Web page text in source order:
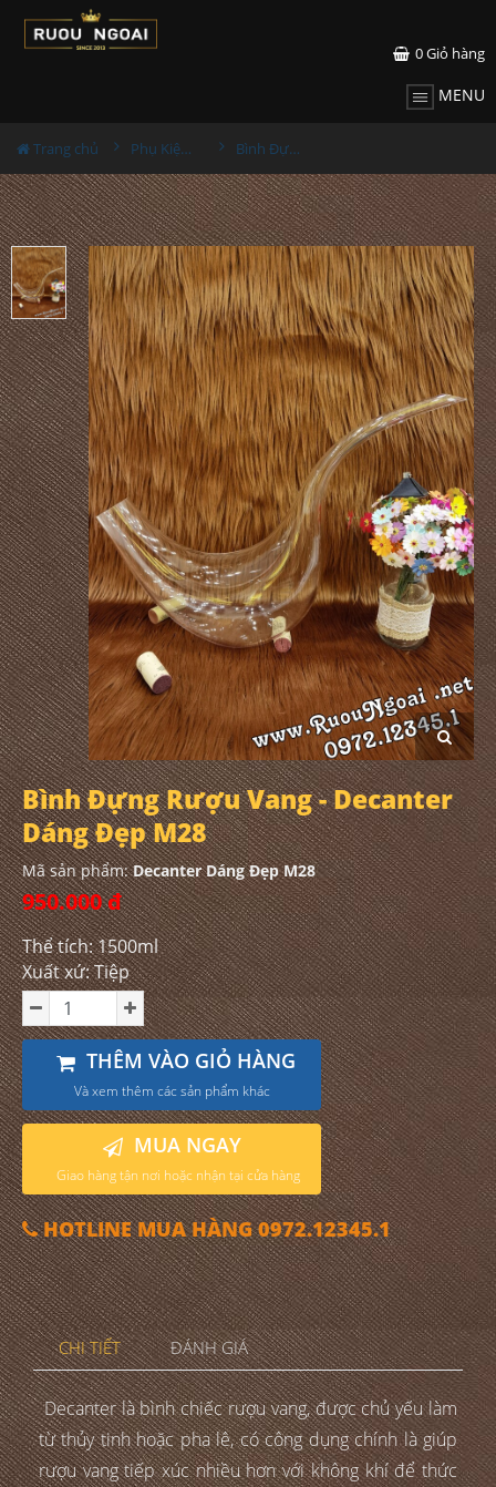
0Giỏ hàng
MENU
Trang chủ Phụ Kiện Rượu Bình Đựng Rượu Vang - Decanter Dáng Đẹp M28
Bình Đựng Rượu Vang - Decanter
Dáng Đẹp M28
Mã sản phẩm:Decanter Dáng Đẹp M28
950.000 đ
Thể tích: 1500ml
Xuất xứ: Tiệp
THÊM VÀO GIỎ HÀNG
Và xem thêm các sản phẩm khác
MUA NGAY
Giao hàng tận nơi hoặc nhận tại cửa hàng
HOTLINE MUA HÀNG 0972.12345.1
CHI TIẾT ĐÁNH GIÁ
Decanter là bình chiếc rượu vang, được chủ yếu làm
từ thủy tinh hoặc pha lê, có công dụng chính là giúp
rượu vang tiếp xúc nhiều hơn với không khí để thức